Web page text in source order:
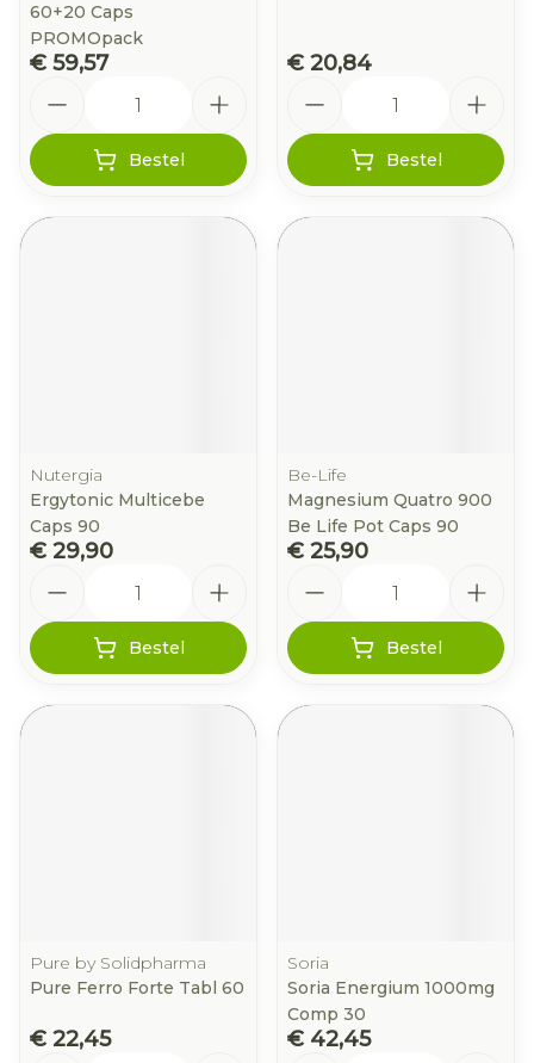
60+20 Caps
PROMOpack
€ 59,57
Bestel
€ 20,84
Bestel
Nutergia
Ergytonic Multicebe
Caps 90
€ 29,90
Bestel
Be-Life
Magnesium Quatro 900
Be Life Pot Caps 90
€ 25,90
Bestel
Pure by Solidpharma
Pure Ferro Forte Tabl 60
€ 22,45
Soria
Soria Energium 1000mg
Comp 30
€ 42,45